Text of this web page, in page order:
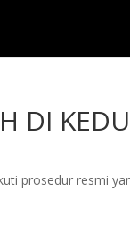
DI
prosedur resmi